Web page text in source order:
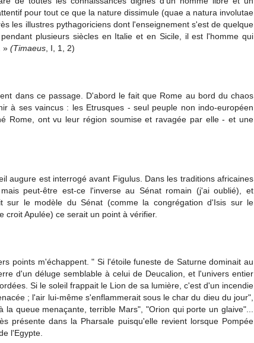
pour tout ce que la nature dissimule (quae a natura involutae
les illustres pythagoriciens dont l'enseignement s'est de quelque
plusieurs siècles en Italie et en Sicile, il est l'homme qui
» (Timaeus , I, 1, 2)
dans ce passage. D'abord le fait que Rome au bord du chaos
à ses vaincus : les Etrusques - seul peuple non indo-européen
Rome, ont vu leur région soumise et ravagée par elle - et une
augure est interrogé avant Figulus. Dans les traditions africaines
peut-être est-ce l'inverse au Sénat romain (j'ai oublié), et
sur le modèle du Sénat (comme la congrégation d'Isis sur le
croit Apulée) ce serait un point à vérifier.
points m'échappent. " Si l'étoile funeste de Saturne dominait au
d'un déluge semblable à celui de Deucalion, et l'univers entier
Si le soleil frappait le Lion de sa lumière, c'est d'un incendie
; l'air lui-même s'enflammerait sous le char du dieu du jour",
la queue menaçante, terrible Mars", "Orion qui porte un glaive"...
présente dans la Pharsale puisqu'elle revient lorsque Pompée
l'Egypte.